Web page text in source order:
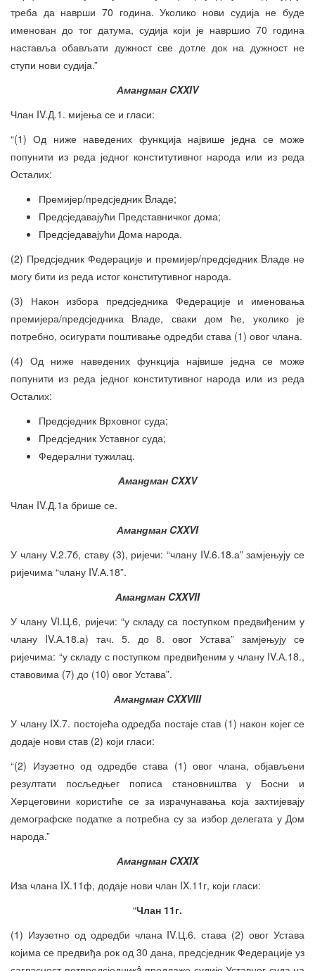
треба да наврши 70 година. Уколико нови судија не буде
именован до тог датума, судија који је навршио 70 година
наставља обављати дужност све дотле док на дужност не
ступи нови судија.”
Амандман CXXIV
Члан IV.Д.1. мијења се и гласи:
“(1) Од ниже наведених функција највише једна се може
попунити из реда једног конститутивног народа или из реда
Осталих:
Премијер/предсједник Bладе;
Предсједавајући Представничког дома;
Предсједавајући Дома народа.
(2) Предсједник Федерације и премијер/предсједник Bладе не
могу бити из реда истог конститутивног народа.
(3) Након избора предсједника Федерације и именовања
премијера/предсједника Bладе, сваки дом ће, уколико је
потребно, осигурати поштивање одредби става (1) овог члана.
(4) Од ниже наведених функција највише једна се може
попунити из реда једног конститутивног народа или из реда
Осталих:
Предсједник Врховног суда;
Предсједник Уставног суда;
Федерални тужилац.
Амандман CXXV
Члан IV.Д.1а брише се.
Амандман CXXVI
У члану V.2.7б, ставу (3), ријечи: “члану IV.6.18.а” замјењују се
ријечима “члану IV.А.18”.
Амандман CXXVII
У члану VI.Ц.6, ријечи: “у складу са поступком предвиђеним у
члану IV.А.18.а) тач. 5. до 8. овог Устава” замјењују се
ријечима: “у складу с поступком предвиђеним у члану IV.А.18.,
ставовима (7) до (10) овог Устава”.
Амандман CXXVIII
У члану IX.7. постојећа одредба постаје став (1) након којег се
додаје нови став (2) који гласи:
“(2) Изузетно од одредбе става (1) овог члана, објављени
резултати посљедњег пописа становништва у Босни и
Херцеговини користиће се за израчунавања која захтијевају
демографске податке а потребна су за избор делегата у Дом
народа.”
Амандман CXXIX
Иза члана IX.11ф, додаје нови члан IX.11г, који гласи:
“Члан 11г.
(1) Изузетно од одредби члана IV.Ц.6. става (2) овог Устава
којима се предвиђа рок од 30 дана, предсједник Федерације уз